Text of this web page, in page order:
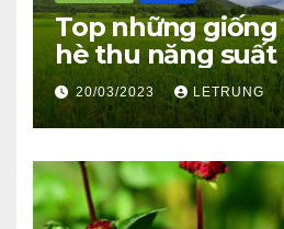
Top những giống
hè thu năng suất
nay
20/03/2023 LETRUNG